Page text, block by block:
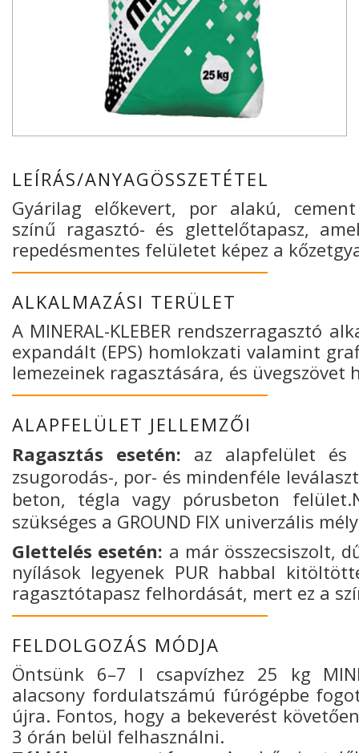
LEÍRÁS/ANYAGÖSSZETÉTEL
Gyárilag előkevert, por alakú,
színű ragasztó- és glettelőtapasz,
repedésmentes felületet képez a
ALKALMAZÁSI TERÜLET
A MINERAL-KLEBER rendszerragasztó
expandált (EPS) homlokzati valamint
lemezeinek ragasztására, és
ALAPFELÜLET JELLEMZŐI
Ragasztás esetén: az alapfelület és
zsugorodás-, por- és mindenféle
beton, tégla vagy pórusbeton felület.
szükséges a GROUND FIX univerzális
Glettelés esetén: a már összecsiszolt,
nyílások legyenek PUR habbal
ragasztótapasz felhordását, mert ez a
FELDOLGOZÁS MÓDJA
Öntsünk 6–7 l csapvízhez 25 kg
alacsony fordulatszámú fúrógépbe
újra. Fontos, hogy a bekeverést
3 órán belül felhasználni.